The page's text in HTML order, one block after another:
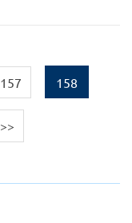
157 158
>>